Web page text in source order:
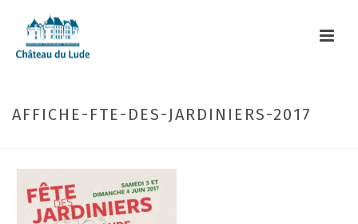
AFFICHE-FTE-DES-JARDINIERS-2017